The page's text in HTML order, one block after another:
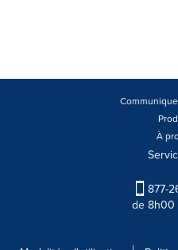
À
877-
de 8h00